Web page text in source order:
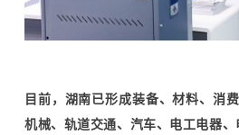
目前，湖南已形成装备、材料、消
机械、轨道交通、汽车、电工电器